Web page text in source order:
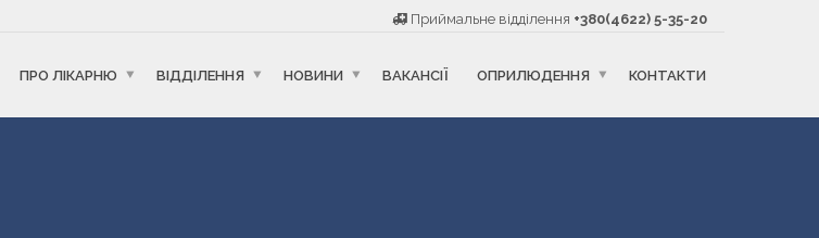
Приймальне відділення +380(4622) 5-35-20
ПРО ЛІКАРНЮ ВІДДІЛЕННЯ НОВИНИ ВАКАНСІЇ ОПРИЛЮДЕННЯ КОНТАКТИ